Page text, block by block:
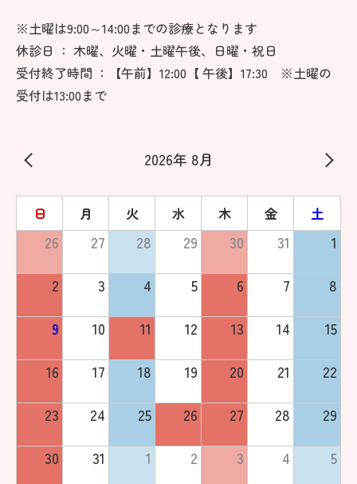
※土曜は9:00～14:00までの診療となります
休診日 ： 木曜、火曜・土曜午後、日曜・祝日
受付終了時間 ：【午前】12:00【 午後】17:30 ※土曜の
受付は13:00まで
2026年 8月
日 月 火 水 木 金 土
26 27 28 29 30 31 1
2 3 4 5 6 7 8
9 10 11 12 13 14 15
16 17 18 19 20 21 22
23 24 25 26 27 28 29
30 31 1 2 3 4 5